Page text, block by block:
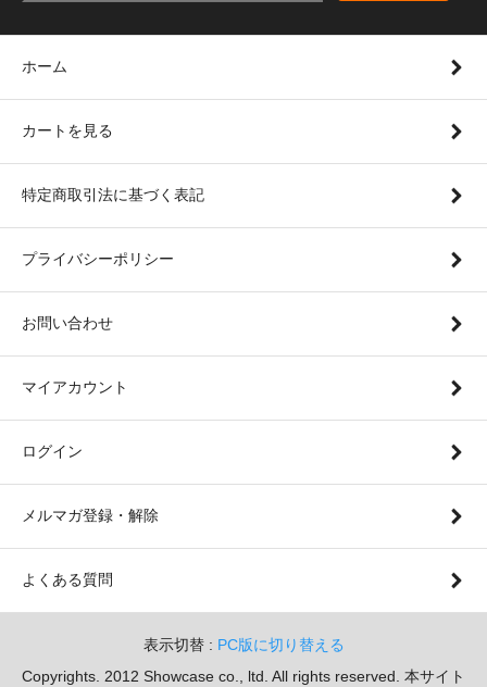
ホーム
カートを見る
特定商取引法に基づく表記
プライバシーポリシー
お問い合わせ
マイアカウント
ログイン
メルマガ登録・解除
よくある質問
表示切替 : PC版に切り替える
Copyrights. 2012 Showcase co., ltd. All rights reserved. 本サイト